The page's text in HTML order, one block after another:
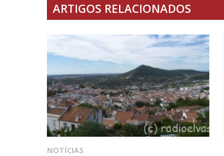
ARTIGOS RELACIONADOS
NOTÍCIAS